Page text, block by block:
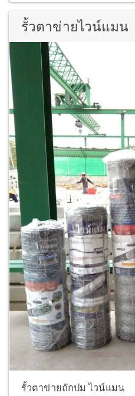
รั้วตาข่ายไวน์แมน
รั้วตาข่ายถักปม ไวน์แมน